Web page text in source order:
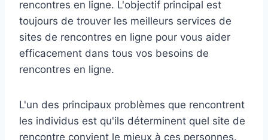
rencontres en ligne. L'objectif principal est
toujours de trouver les meilleurs services de
sites de rencontres en ligne pour vous aider
efficacement dans tous vos besoins de
rencontres en ligne.
L'un des principaux problèmes que rencontrent
les individus est qu'ils déterminent quel site de
rencontre convient le mieux à ces personnes.